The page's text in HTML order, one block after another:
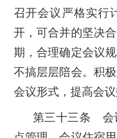
召开会议严格实行
开，可合并的坚决
期，合理确定会议
不搞层层陪会。积
会议形式，提高会议
第三十三条 会